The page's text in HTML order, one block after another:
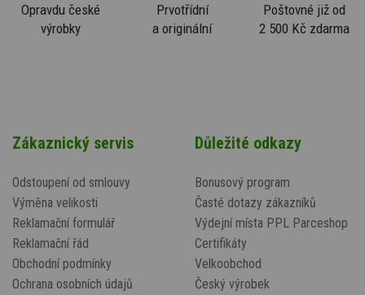
Opravdu české
výrobky
Prvotřídní
a originální
Poštovné již od
2 500 Kč zdarma
Zákaznický servis
Odstoupení od smlouvy
Výměna velikosti
Reklamační formulář
Reklamační řád
Obchodní podmínky
Ochrana osobních údajů
Důležité odkazy
Bonusový program
Časté dotazy zákazníků
Výdejní místa PPL Parceshop
Certifikáty
Velkoobchod
Český výrobek